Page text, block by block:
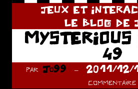
JEUX ET
LE BLOG DE
49
par Jo99 2011/12/
commentaire